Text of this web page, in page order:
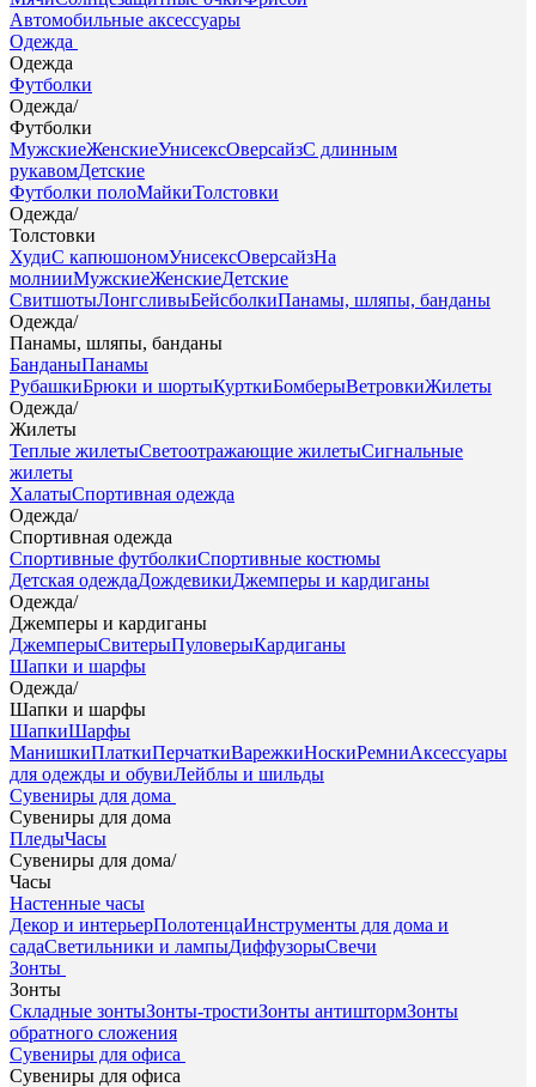
Автомобильные аксессуары
Одежда
Одежда
Футболки
Одежда/
Футболки
МужскиеЖенскиеУнисексОверсайзС длинным
рукавомДетские
Футболки полоМайкиТолстовки
Одежда/
Толстовки
ХудиС капюшономУнисексОверсайзНа
молнииМужскиеЖенскиеДетские
СвитшотыЛонгсливыБейсболкиПанамы, шляпы, банданы
Одежда/
Панамы, шляпы, банданы
БанданыПанамы
РубашкиБрюки и шортыКурткиБомберыВетровкиЖилеты
Одежда/
Жилеты
Теплые жилетыСветоотражающие жилетыСигнальные
жилеты
ХалатыСпортивная одежда
Одежда/
Спортивная одежда
Спортивные футболкиСпортивные костюмы
Детская одеждаДождевикиДжемперы и кардиганы
Одежда/
Джемперы и кардиганы
ДжемперыСвитерыПуловерыКардиганы
Шапки и шарфы
Одежда/
Шапки и шарфы
ШапкиШарфы
МанишкиПлаткиПерчаткиВарежкиНоскиРемниАксессуары
для одежды и обувиЛейблы и шильды
Сувениры для дома
Сувениры для дома
ПледыЧасы
Сувениры для дома/
Часы
Настенные часы
Декор и интерьерПолотенцаИнструменты для дома и
садаСветильники и лампыДиффузорыСвечи
Зонты
Зонты
Складные зонтыЗонты-тростиЗонты антиштормЗонты
обратного сложения
Сувениры для офиса
Сувениры для офиса